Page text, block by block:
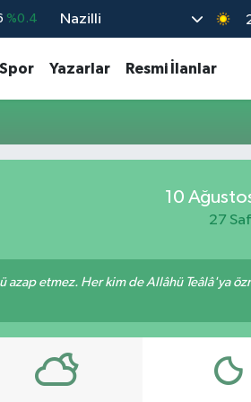
%0.4 Nazilli
Spor Yazarlar Resmi İlanlar
10
27
azap etmez. Her kim de Allâhü Teâlâ'ya